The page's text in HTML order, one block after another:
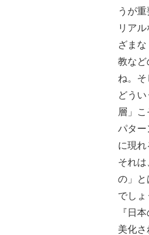
うが
リア
ざま
教など
ね。
どう
層」
パター
に現れ
それ
の」と
でし
『日
美化